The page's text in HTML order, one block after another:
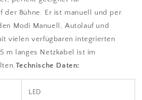
der Bühne. Er ist manuell und per
Modi Manuell, Autolauf und
vielen verfügbaren integrierten
m langes Netzkabel ist im
Technische Daten:
LED